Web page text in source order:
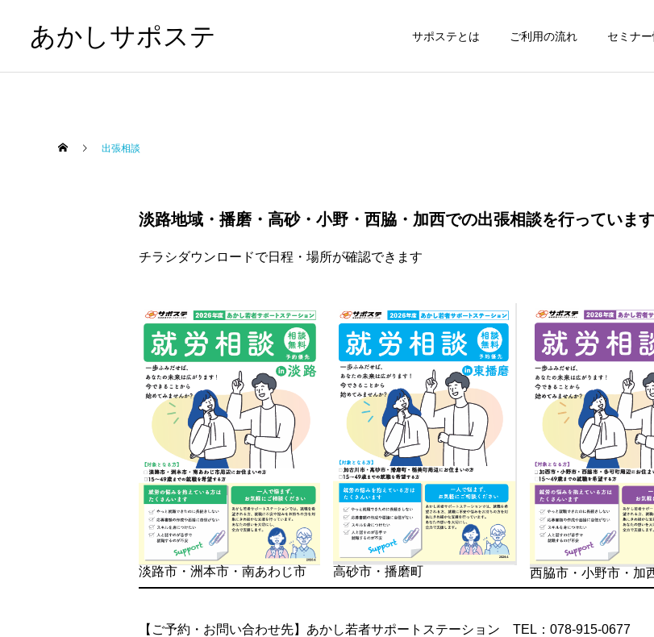
あかしサポステ サポステとは ご利用の流れ セミナ
出張相談
淡路地域・播磨・高砂・小野・西脇・加西での出張相談を行っています
チラシダウンロードで日程・場所が確認できます
淡路市・洲本市・南あわじ市 高砂市・播磨町 西脇市・小野市・加
【ご予約・お問い合わせ先】あかし若者サポートステーション TEL：078-915-0677